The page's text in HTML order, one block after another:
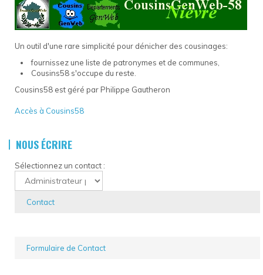
Un outil d'une rare simplicité pour dénicher des cousinages:
fournissez une liste de patronymes et de communes,
Cousins58 s'occupe du reste.
Cousins58 est géré par Philippe Gautheron
Accès à Cousins58
NOUS ÉCRIRE
Sélectionnez un contact :
Contact
Formulaire de Contact